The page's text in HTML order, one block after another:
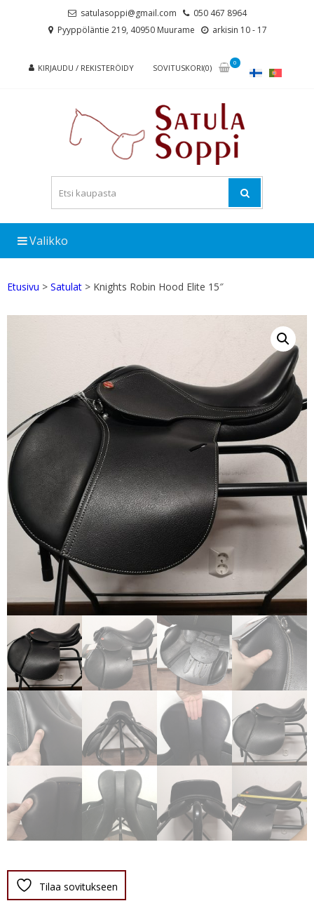
satulasoppi@gmail.com
050 467 8964
Pyyppöläntie 219, 40950 Muurame
arkisin 10 - 17
KIRJAUDU / REKISTERÖIDY SOVITUSKORI(0)
0
Valikko
Etusivu > Satulat > Knights Robin Hood Elite 15″
Tilaa sovitukseen